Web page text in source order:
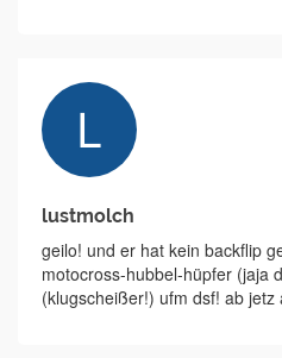
lustmolch
geilo! und er hat kein backflip
motocross-hubbel-hüpfer (jaja
(klugscheißer!) ufm dsf! ab jetz